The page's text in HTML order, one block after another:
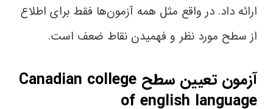
ارائه داد. در واقع مثل همه آزمون‌ها فقط برای اطلاع
از سطح مورد نظر و فهمیدن نقاط ضعف است.
آزمون تعیین سطح Canadian college
of english language